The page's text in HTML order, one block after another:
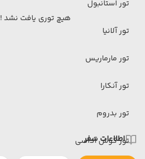
تور استانبول
تور آلانیا
تور مارماریس
تور آنکارا
تور بدروم
تور کوش آداسی
هیچ توری یافت نشد !
اطلاعات سفر